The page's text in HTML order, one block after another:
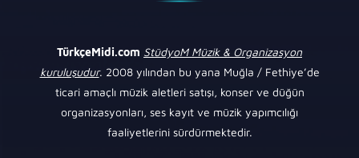
TürkçeMidi.com StüdyoM Müzik & Organizasyon
kuruluşudur. 2008 yılından bu yana Muğla / Fethiye’de
ticari amaçlı müzik aletleri satışı, konser ve düğün
organizasyonları, ses kayıt ve müzik yapımcılığı
faaliyetlerini sürdürmektedir.